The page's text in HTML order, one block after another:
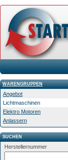
WARENGRUPPEN
Angebot
Lichtmaschinen
Elektro Motoren
Anlassern
SUCHEN
Herstellernummer